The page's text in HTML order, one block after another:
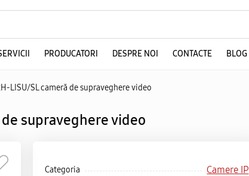
PRODUCATORI DESPRE NOI CONTACTE BLOG
LISU/SL cameră de supraveghere video
de supraveghere video
Categoria Camere IP